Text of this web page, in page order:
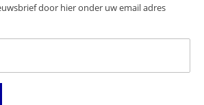
door hier onder uw email adres